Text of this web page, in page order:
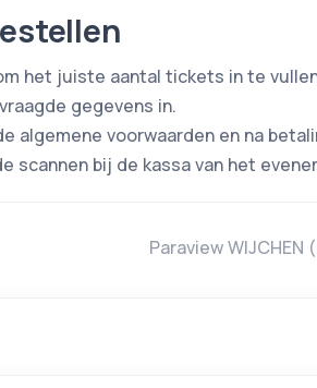
het juiste aantal tickets in te
gegevens in.
algemene voorwaarden en na
scannen bij de kassa van het
Paraview WIJCHEN